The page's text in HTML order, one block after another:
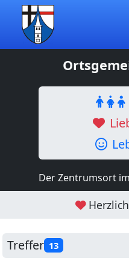
Der Zentrumsort
Treffer 13